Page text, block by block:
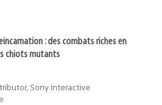
: des combats riches en
chiots mutants
Sony Interactive